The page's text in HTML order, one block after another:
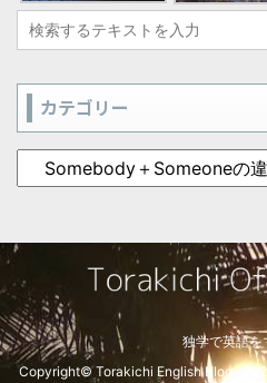
カテゴリー
独学で英語を
Copyright© Torakichi English Blog ,